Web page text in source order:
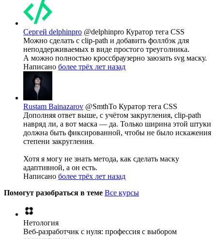
Сергей delphinpro @delphinpro Куратор тега CSS
Можно сделать с clip-path и добавить фоллбэк для
неподдерживаемых в виде простого треуголника.
А можно полностью кроссбраузерно заюзать svg маску.
Написано более трёх лет назад
Rustam Bainazarov @SmthTo Куратор тега CSS
Дополняя ответ выше, с учётом закругления, clip-path
навряд ли, а вот маска — да. Только ширина этой штуки
должна быть фиксированной, чтобы не было искажения
степени закругления.
Хотя я могу не знать метода, как сделать маску
адаптивной, а он есть.
Написано более трёх лет назад
Помогут разобраться в теме Все курсы
Нетология
Веб-разработчик с нуля: профессия с выбором